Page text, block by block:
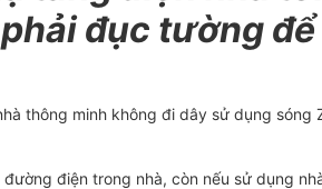
đục tường
thông minh không đi dây sử dụng sóng
điện trong nhà, còn nếu sử dụng